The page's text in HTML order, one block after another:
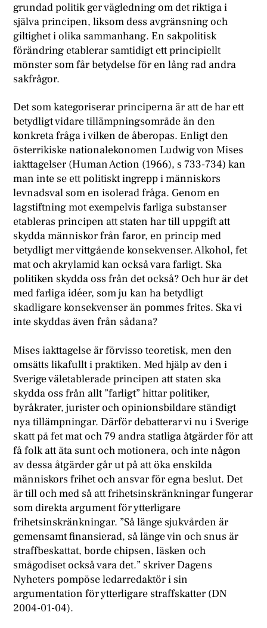
grundad politik ger vägledning om det riktiga i
själva principen, liksom dess avgränsning och
giltighet i olika sammanhang. En sakpolitisk
förändring etablerar samtidigt ett principiellt
mönster som får betydelse för en lång rad andra
sakfrågor.
Det som kategoriserar principerna är att de har ett
betydligt vidare tillämpningsområde än den
konkreta fråga i vilken de åberopas. Enligt den
österrikiske nationalekonomen Ludwig von Mises
iakttagelser (Human Action (1966), s 733-734) kan
man inte se ett politiskt ingrepp i människors
levnadsval som en isolerad fråga. Genom en
lagstiftning mot exempelvis farliga substanser
etableras principen att staten har till uppgift att
skydda människor från faror, en princip med
betydligt mer vittgående konsekvenser. Alkohol, fet
mat och akrylamid kan också vara farligt. Ska
politiken skydda oss från det också? Och hur är det
med farliga idéer, som ju kan ha betydligt
skadligare konsekvenser än pommes frites. Ska vi
inte skyddas även från sådana?
Mises iakttagelse är förvisso teoretisk, men den
omsätts likafullt i praktiken. Med hjälp av den i
Sverige väletablerade principen att staten ska
skydda oss från allt ”farligt” hittar politiker,
byråkrater, jurister och opinionsbildare ständigt
nya tillämpningar. Därför debatterar vi nu i Sverige
skatt på fet mat och 79 andra statliga åtgärder för att
få folk att äta sunt och motionera, och inte någon
av dessa åtgärder går ut på att öka enskilda
människors frihet och ansvar för egna beslut. Det
är till och med så att frihetsinskränkningar fungerar
som direkta argument för ytterligare
frihetsinskränkningar. ”Så länge sjukvården är
gemensamt finansierad, så länge vin och snus är
straffbeskattat, borde chipsen, läsken och
smågodiset också vara det.” skriver Dagens
Nyheters pompöse ledarredaktör i sin
argumentation för ytterligare straffskatter (DN
2004-01-04).